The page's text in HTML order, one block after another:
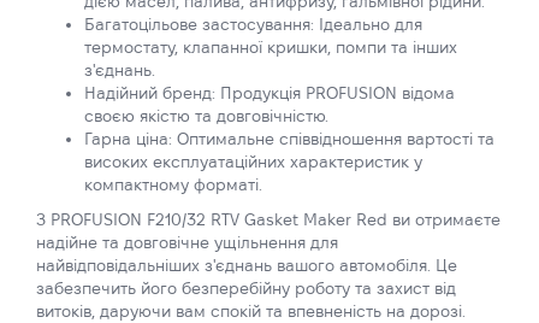
Багатоцільове застосування: Ідеально для
термостату, клапанної кришки, помпи та інших
з'єднань.
Надійний бренд: Продукція PROFUSION відома
своєю якістю та довговічністю.
Гарна ціна: Оптимальне співвідношення вартості та
високих експлуатаційних характеристик у
компактному форматі.
З PROFUSION F210/32 RTV Gasket Maker Red ви отримаєте
надійне та довговічне ущільнення для
найвідповідальніших з'єднань вашого автомобіля. Це
забезпечить його безперебійну роботу та захист від
витоків, даруючи вам спокій та впевненість на дорозі.